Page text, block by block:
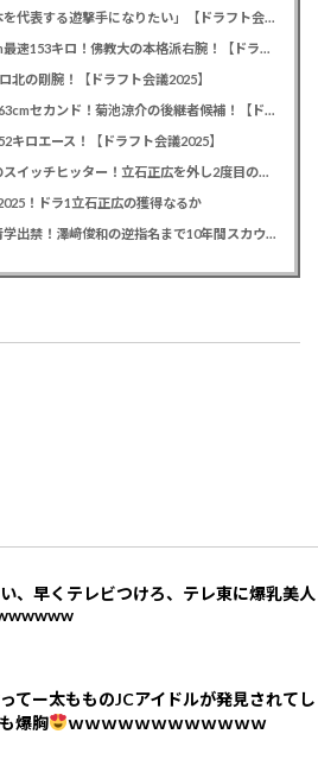
カープドラ6西川篤夢！「日本を代表する遊撃手になりたい」【ドラフト会議2025】
カープドラ5赤木晴哉！191cm最速153キロ！佛教大の本格派右腕！【ドラフト会議2025】
北の剛腕！【ドラフト会議2025】
カープドラ3勝田成！近畿大163cmセカンド！菊池涼介の後継者候補！【ドラフト会議2025】
キロエース！【ドラフト会議2025】
カープドラ1平川蓮！187cmのスイッチヒッター！立石正広を外し2度目の重複も新井監督がクジを引き当てる！【ドラフト会議2025】
！ドラ1立石正広の獲得なるか
緒方孝市カープドラ3指名で青学出禁！澤﨑俊和の逆指名まで10年間スカウト出禁
い、早くテレビつけろ、テレ東に爆乳美人
ってー太もものJCアイドルが発見されてし
爆胸
ｗｗｗｗｗｗｗｗｗｗｗｗ